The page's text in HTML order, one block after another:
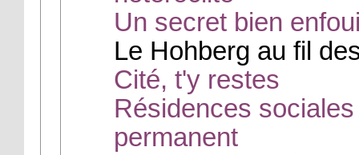
Un secret bien
Le Hohberg au fil
Cité, t'y restes
Résidences
permanent